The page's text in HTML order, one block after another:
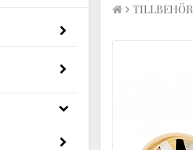
TILLBEHÖR